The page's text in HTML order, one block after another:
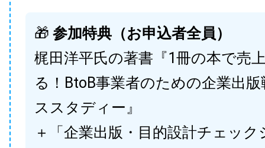
🎁 参加特典（お申込者全員）
梶田洋平氏の著書『1冊の本で売
る！BtoB事業者のための企業出
ススタディー』
＋「企業出版・目的設計チェック